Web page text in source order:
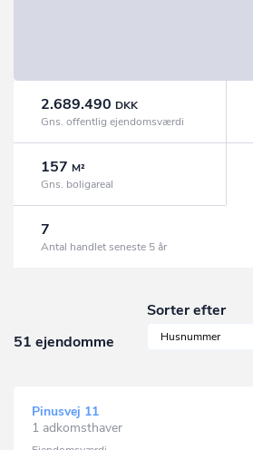
2.689.490 DKK
Gns. offentlig ejendomsværdi
157 M²
Gns. boligareal
7
Antal handlet seneste 5 år
51 ejendomme
Sorter efter
Husnummer
Pinusvej 11
1 adkomsthaver